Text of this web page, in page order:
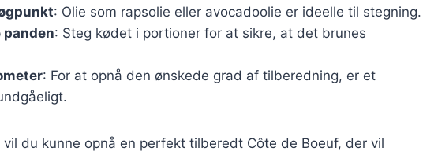
: Olie som rapsolie eller avocadoolie er ideelle til stegning.
panden: Steg kødet i portioner for at sikre, at det brunes
: For at opnå den ønskede grad af tilberedning, er et
du kunne opnå en perfekt tilberedt Côte de Boeuf, der vil